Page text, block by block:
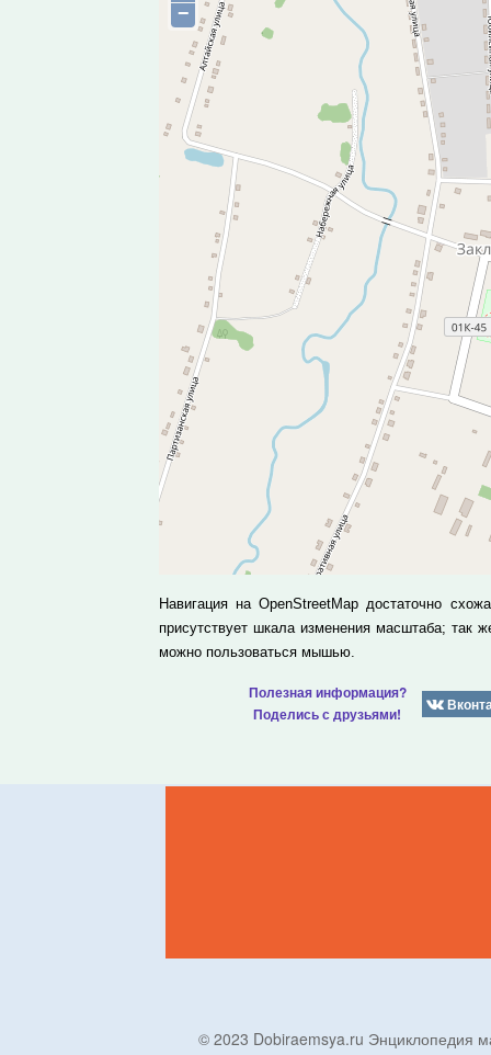
−
Навигация на OpenStreetMap достаточно
присутствует шкала изменения масштаба; так
можно пользоваться мышью.
Полезная информация?
Поделись с друзьями!
© 2023 Dobiraemsya.ru